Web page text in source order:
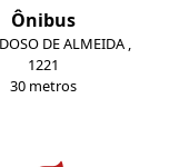
Ônibus
DE ALMEIDA ,
1221
30 metros